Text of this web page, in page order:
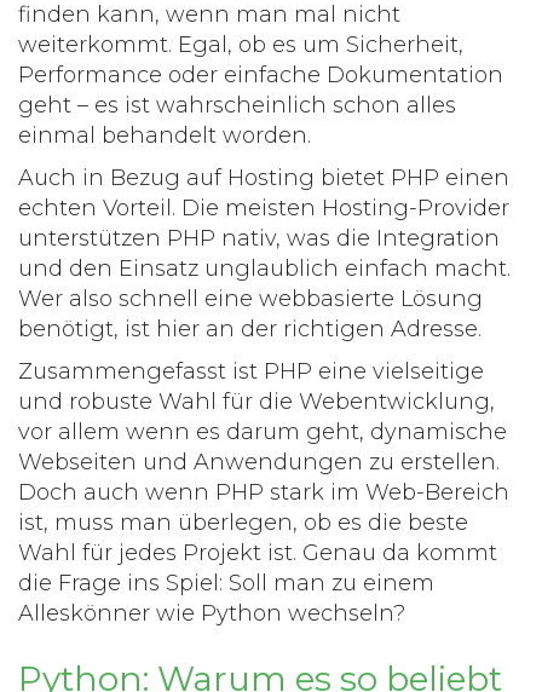
finden kann, wenn man mal nicht
weiterkommt. Egal, ob es um Sicherheit,
Performance oder einfache Dokumentation
geht – es ist wahrscheinlich schon alles
einmal behandelt worden.
Auch in Bezug auf Hosting bietet PHP einen
echten Vorteil. Die meisten Hosting-Provider
unterstützen PHP nativ, was die Integration
und den Einsatz unglaublich einfach macht.
Wer also schnell eine webbasierte Lösung
benötigt, ist hier an der richtigen Adresse.
Zusammengefasst ist PHP eine vielseitige
und robuste Wahl für die Webentwicklung,
vor allem wenn es darum geht, dynamische
Webseiten und Anwendungen zu erstellen.
Doch auch wenn PHP stark im Web-Bereich
ist, muss man überlegen, ob es die beste
Wahl für jedes Projekt ist. Genau da kommt
die Frage ins Spiel: Soll man zu einem
Alleskönner wie Python wechseln?
Python: Warum es so beliebt